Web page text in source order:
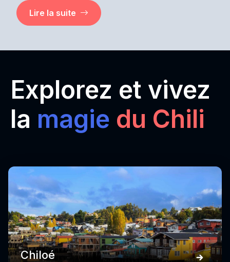
Lire la suite
Explorez et vivez
la magie du Chili
Chiloé